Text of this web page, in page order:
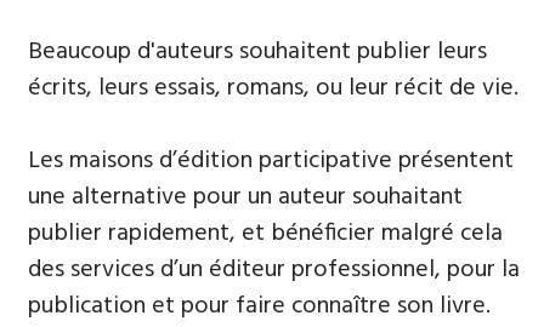
Beaucoup d'auteurs souhaitent publier leurs
écrits, leurs essais, romans, ou leur récit de vie.
Les maisons d’édition participative présentent
une alternative pour un auteur souhaitant
publier rapidement, et bénéficier malgré cela
des services d’un éditeur professionnel, pour la
publication et pour faire connaître son livre.